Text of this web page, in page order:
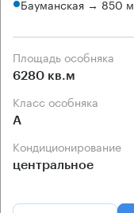
Бауманская → 850 м
Площадь особняка
6280 кв.м
Класс особняка
А
Кондиционирование
центральное